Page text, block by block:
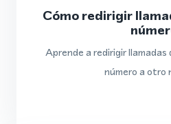
Cómo redirigir
Aprende a redirigir llamadas
número a otro